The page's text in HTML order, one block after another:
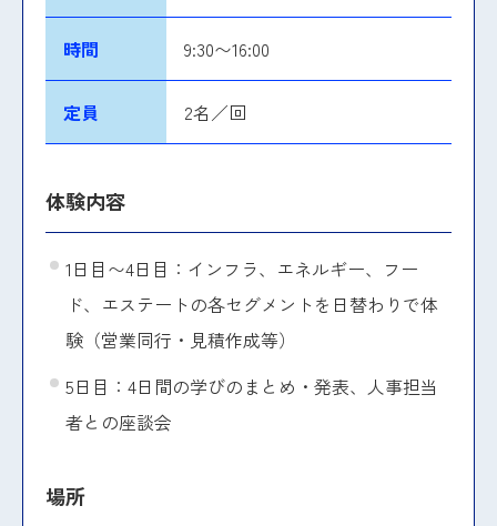
時間 9:30〜16:00
定員 2名／回
体験内容
1日目〜4日目：インフラ、エネルギー、フー
ド、エステートの各セグメントを日替わりで体
験（営業同行・見積作成等）
5日目：4日間の学びのまとめ・発表、人事担当
者との座談会
場所